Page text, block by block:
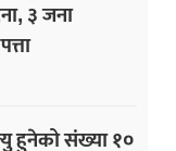
३ जना
हुनेको संख्या १०